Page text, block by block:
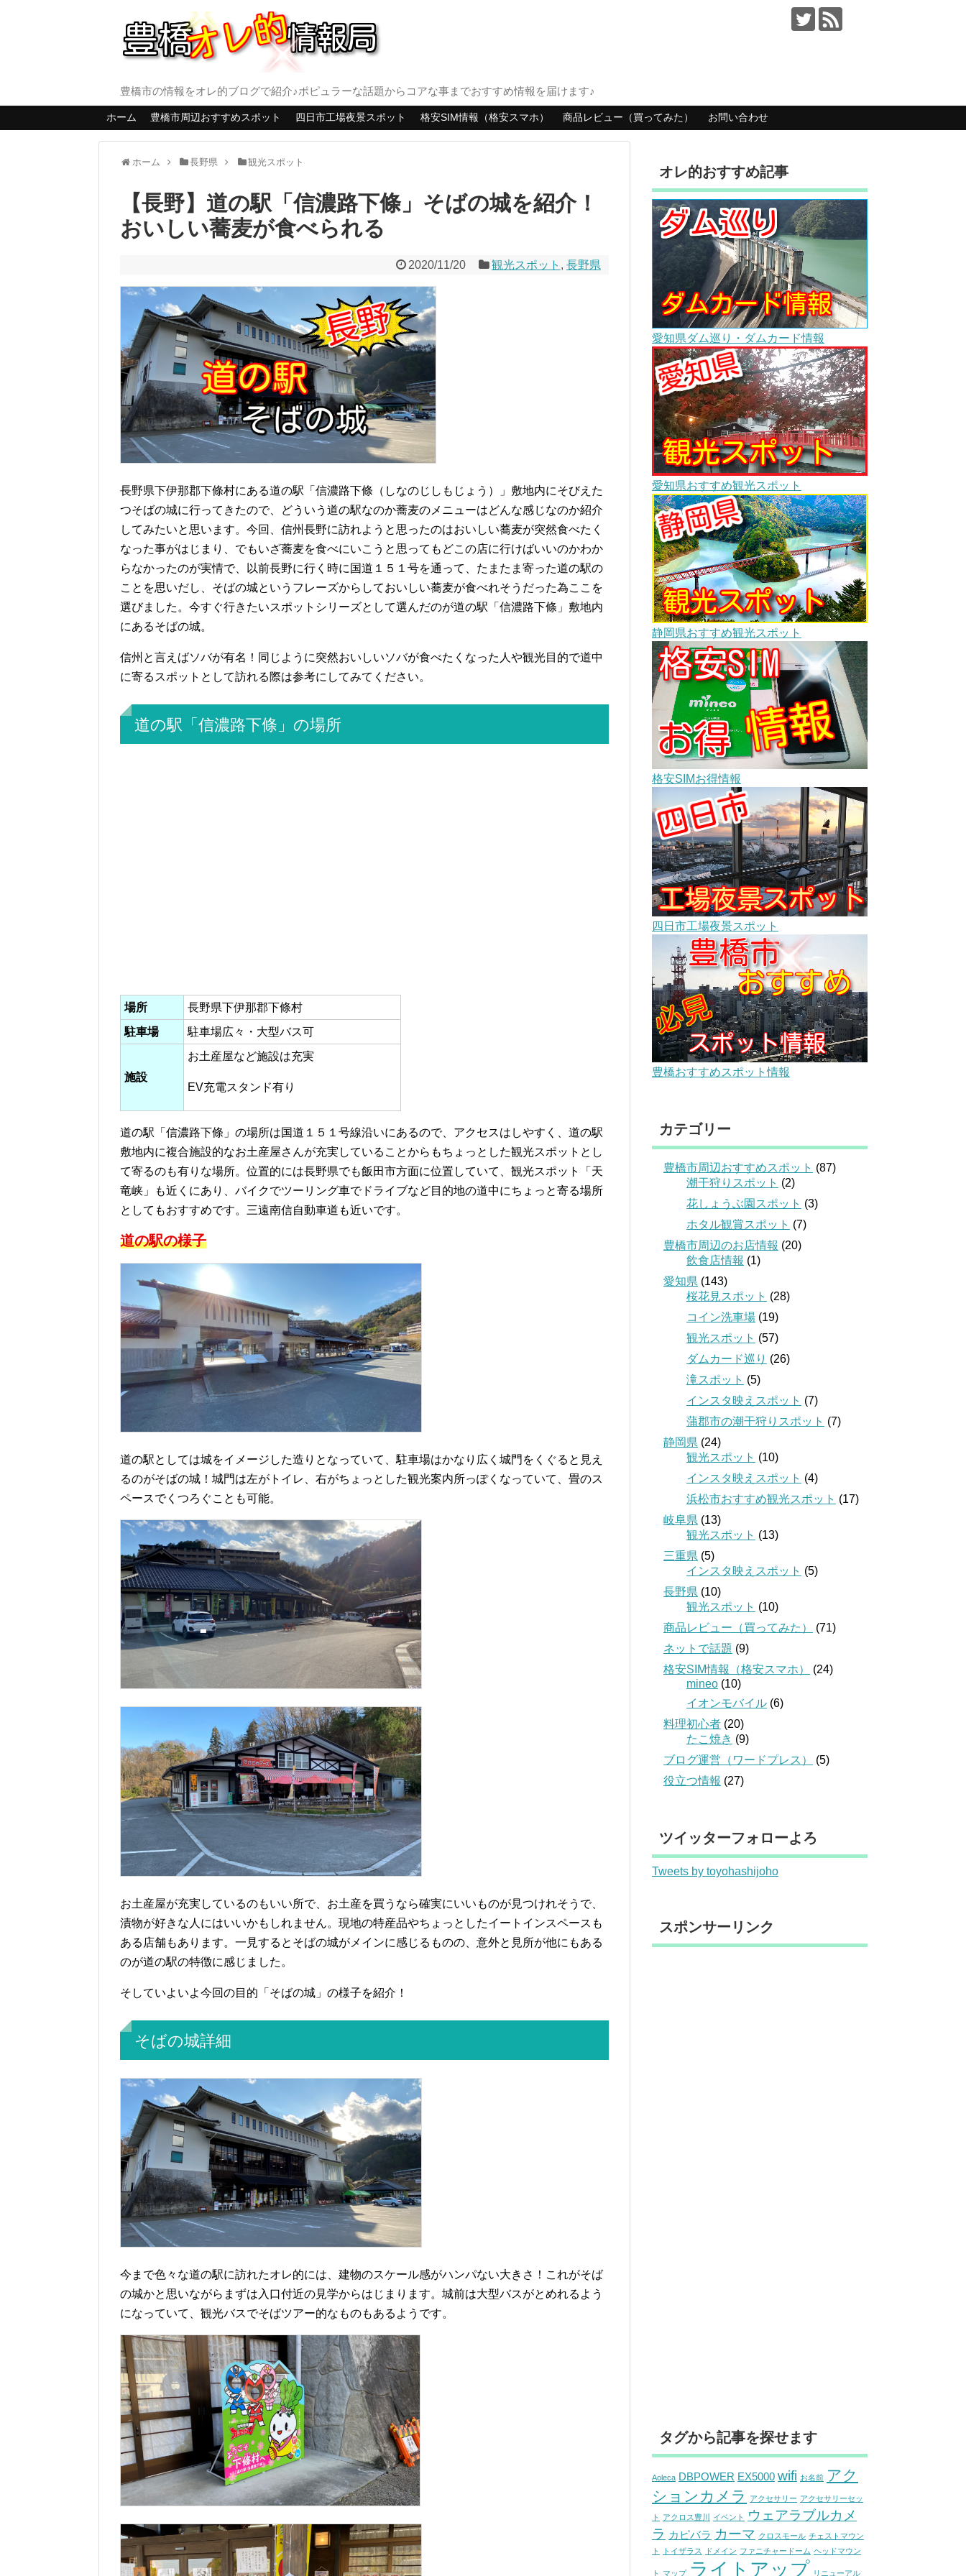
豊橋市の情報をオレ的ブログで紹介♪ポピュラーな話題からコアな事までおすすめ情報を届けます♪
ホーム 豊橋市周辺おすすめスポット 四日市工場夜景スポット 格安SIM情報（格安スマホ） 商品レビュー（買ってみた） お問い合わせ
ホーム 長野県 観光スポット
【長野】道の駅「信濃路下條」そばの城を紹介！
おいしい蕎麦が食べられる
2020/11/20 観光スポット , 長野県
長野県下伊那郡下條村にある道の駅「信濃路下條（しなのじしもじょう）」敷地内にそびえた
つそばの城に行ってきたので、どういう道の駅なのか蕎麦のメニューはどんな感じなのか紹介
してみたいと思います。今回、信州長野に訪れようと思ったのはおいしい蕎麦が突然食べたく
なった事がはじまり、でもいざ蕎麦を食べにいこうと思ってもどこの店に行けばいいのかわか
らなかったのが実情で、以前長野に行く時に国道１５１号を通って、たまたま寄った道の駅の
ことを思いだし、そばの城というフレーズからしておいしい蕎麦が食べれそうだった為ここを
選びました。今すぐ行きたいスポットシリーズとして選んだのが道の駅「信濃路下條」敷地内
にあるそばの城。
信州と言えばソバが有名！同じように突然おいしいソバが食べたくなった人や観光目的で道中
に寄るスポットとして訪れる際は参考にしてみてください。
道の駅「信濃路下條」の場所
場所
長野県下伊那郡下條村
駐車場
駐車場広々・大型バス可
施設
お土産屋など施設は充実
EV充電スタンド有り
道の駅「信濃路下條」の場所は国道１５１号線沿いにあるので、アクセスはしやすく、道の駅
敷地内に複合施設的なお土産屋さんが充実していることからもちょっとした観光スポットとし
て寄るのも有りな場所。位置的には長野県でも飯田市方面に位置していて、観光スポット「天
竜峡」も近くにあり、バイクでツーリング車でドライブなど目的地の道中にちょっと寄る場所
としてもおすすめです。三遠南信自動車道も近いです。
道の駅の様子
道の駅としては城をイメージした造りとなっていて、駐車場はかなり広く城門をくぐると見え
るのがそばの城！城門は左がトイレ、右がちょっとした観光案内所っぽくなっていて、畳のス
ペースでくつろぐことも可能。
お土産屋が充実しているのもいい所で、お土産を買うなら確実にいいものが見つけれそうで、
漬物が好きな人にはいいかもしれません。現地の特産品やちょっとしたイートインスペースも
ある店舗もあります。一見するとそばの城がメインに感じるものの、意外と見所が他にもある
のが道の駅の特徴に感じました。
そしていよいよ今回の目的「そばの城」の様子を紹介！
そばの城詳細
今まで色々な道の駅に訪れたオレ的には、建物のスケール感がハンパない大きさ！これがそば
の城かと思いながらまずは入口付近の見学からはじまります。城前は大型バスがとめれるよう
になっていて、観光バスでそばツアー的なものもあるようです。
オレ的おすすめ記事
愛知県ダム巡り・ダムカード情報
愛知県おすすめ観光スポット
静岡県おすすめ観光スポット
格安SIMお得情報
四日市工場夜景スポット
豊橋おすすめスポット情報
カテゴリー
豊橋市周辺おすすめスポット (87)
潮干狩りスポット (2)
花しょうぶ園スポット (3)
ホタル観賞スポット (7)
豊橋市周辺のお店情報 (20)
飲食店情報 (1)
愛知県 (143)
桜花見スポット (28)
コイン洗車場 (19)
観光スポット (57)
ダムカード巡り (26)
滝スポット (5)
インスタ映えスポット (7)
蒲郡市の潮干狩りスポット (7)
静岡県 (24)
観光スポット (10)
インスタ映えスポット (4)
浜松市おすすめ観光スポット (17)
岐阜県 (13)
観光スポット (13)
三重県 (5)
インスタ映えスポット (5)
長野県 (10)
観光スポット (10)
商品レビュー（買ってみた）
(71)
ネットで話題 (9)
格安SIM情報（格安スマホ）
(24)
mineo (10)
イオンモバイル (6)
料理初心者 (20)
たこ焼き (9)
ブログ運営（ワードプレス）
(5)
役立つ情報 (27)
ツイッターフォローよろ
Tweets by toyohashijoho
スポンサーリンク
タグから記事を探せます
Aoleca DBPOWER EX5000 wifi お名前 アク
ションカメラ
アクセサリー アクセサリーセッ
ト アクロス豊川 イベント
ウェアラブルカメ
ラ カピバラ カーマ クロスモール チェストマウン
ト
トイザラス ドメイン ファニチャードーム ヘッドマウン
ト マップ ライトアップ リニューアル